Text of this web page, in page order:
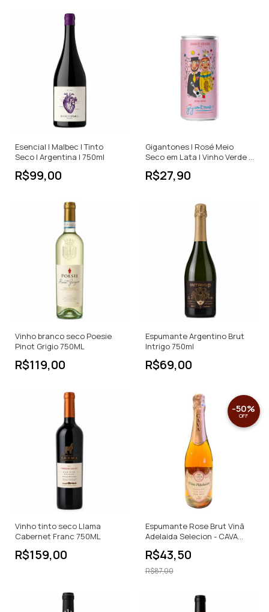
Esencial | Malbec | Tinto
Seco | Argentina | 750ml
R$99,00
Gigantones | Rosé Meio
Seco em Lata | Vinho Verde |
R$27,90
Vinho branco seco Poesie
Pinot Grigio 750ML
R$119,00
Espumante Argentino Brut
Intrigo 750ml
R$69,00
Vinho tinto seco Llama
Cabernet Franc 750ML
R$159,00
Espumante Rose Brut Vinã
Adelaida Selecion - CAVA
R$43,50
-50%
OFF
R$87,00